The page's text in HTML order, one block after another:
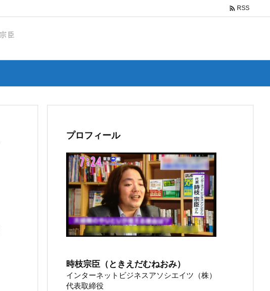
 RSS
プロフィール
時枝宗臣（ときえだむねおみ）
インターネットビジネスアソシエイツ（株）
代表取締役